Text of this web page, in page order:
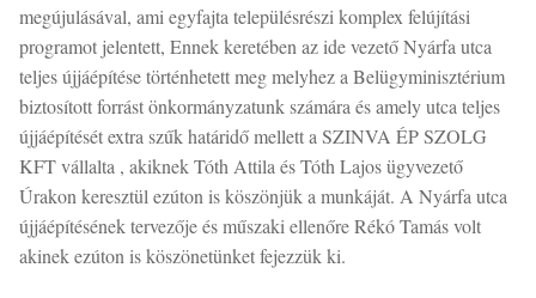
megújulásával, ami egyfajta településrészi komplex felújítási
programot jelentett, Ennek keretében az ide vezető Nyárfa utca
teljes újjáépítése történhetett meg melyhez a Belügyminisztérium
biztosított forrást önkormányzatunk számára és amely utca teljes
újjáépítését extra szűk határidő mellett a SZINVA ÉP SZOLG
KFT vállalta , akiknek Tóth Attila és Tóth Lajos ügyvezető
Úrakon keresztül ezúton is köszönjük a munkáját. A Nyárfa utca
újjáépítésének tervezője és műszaki ellenőre Rékó Tamás volt
akinek ezúton is köszönetünket fejezzük ki.